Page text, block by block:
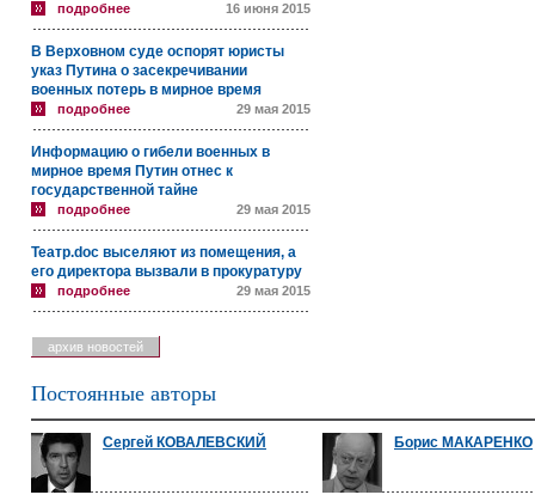
подробнее 16 июня 2015
В Верховном суде оспорят юристы
указ Путина о засекречивании
военных потерь в мирное время
подробнее 29 мая 2015
Информацию о гибели военных в
мирное время Путин отнес к
государственной тайне
подробнее 29 мая 2015
Театр.doc выселяют из помещения, а
его директора вызвали в прокуратуру
подробнее 29 мая 2015
архив новостей
Постоянные авторы
Сергей КОВАЛЕВСКИЙ Борис МАКАРЕНКО